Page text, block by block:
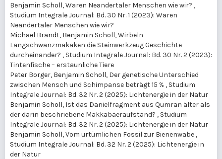
Benjamin Scholl,Waren Neandertaler Menschen wie wir? ,
Studium Integrale Journal: Bd. 30 Nr. 1 (2023): Waren
Neandertaler Menschen wie wir?
Michael Brandt, Benjamin Scholl,Wirbeln
Langschwanzmakaken die Steinwerkzeug Geschichte
durcheinander? , Studium Integrale Journal: Bd. 30 Nr. 2 (2023):
Tintenfische – erstaunliche Tiere
Peter Borger, Benjamin Scholl, Der genetische Unterschied
zwischen Mensch und Schimpanse beträgt 15 % , Studium
Integrale Journal: Bd. 32 Nr. 2 (2025): Lichtenergie in der Natur
Benjamin Scholl, Ist das Danielfragment aus Qumran älter als
der darin beschriebene Makkabäeraufstand? , Studium
Integrale Journal: Bd. 32 Nr. 2 (2025): Lichtenergie in der Natur
Benjamin Scholl,Vom urtümlichen Fossil zur Bienenwabe ,
Studium Integrale Journal: Bd. 32 Nr. 2 (2025): Lichtenergie in
der Natur